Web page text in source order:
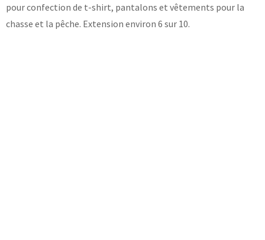
pour confection de t-shirt, pantalons et vêtements pour la
chasse et la pêche. Extension environ 6 sur 10.